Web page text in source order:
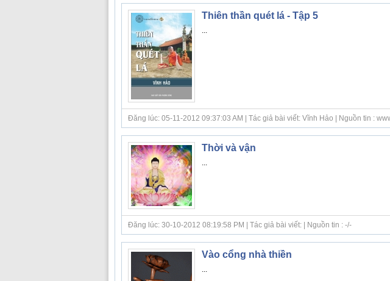
Thiên thần quét lá - Tập 5
...
Đăng lúc: 05-11-2012 09:37:03 AM | Tác giả bài viết: Vĩnh Hảo | Nguồn tin :
Thời và vận
...
Đăng lúc: 30-10-2012 08:19:58 PM | Tác giả bài viết: | Nguồn tin : -/-
Vào cổng nhà thiền
...